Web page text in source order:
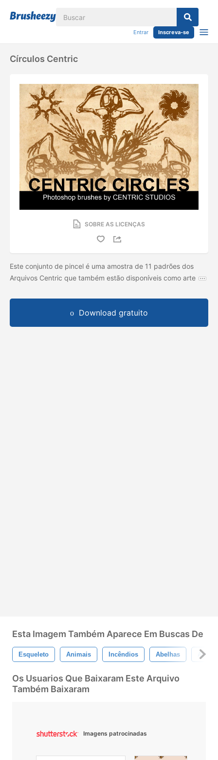
Entrar Inscreva-se
Círculos Centric
SOBRE AS LICENÇAS
Este conjunto de pincel é uma amostra de 11 padrões dos
Arquivos Centric que também estão disponíveis como arte
Download gratuito
Esta Imagem Também Aparece Em Buscas De
Esqueleto Animais Incêndios Abelhas Armas
Os Usuarios Que Baixaram Este Arquivo
Também Baixaram
Imagens patrocinadas